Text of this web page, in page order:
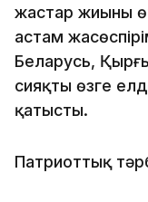
жастар жиыны
астам
Беларусь,
сияқты өзге
қатысты.
Патриоттық